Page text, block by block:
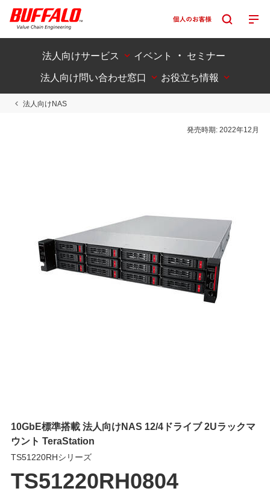
法人向けサービス
イベント ・ セミナー
法人向け問い合わせ窓口
お役立ち情報
法人向けNAS
発売時期:2022年12月
10GbE標準搭載 法人向けNAS 12/4ドライブ 2Uラックマ
ウント TeraStation
TS51220RHシリーズ
TS51220RH0804